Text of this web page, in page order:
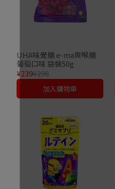
UHA味覺糖 e-ma爽喉糖
葡萄口味 袋裝50g
¥239¥298
加入購物車